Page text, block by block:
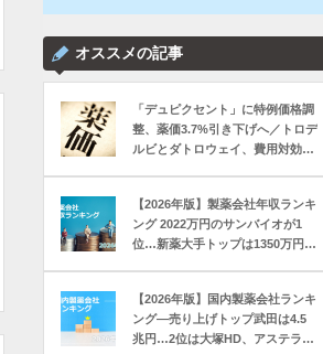
オススメの記事
「デュピクセント」に特例価格調
整、薬価3.7%引き下げへ／トロデ
ルビとダトロウェイ、費用対効果
（2026年8月5日）
【2026年版】製薬会社年収ランキ
ング 2022万円のサンバイオが1
位…新薬大手トップは1350万円の
【2026年版】国内製薬会社ランキ
ング―売り上げトップ武田は4.5
兆円…2位は大塚HD、アステラス